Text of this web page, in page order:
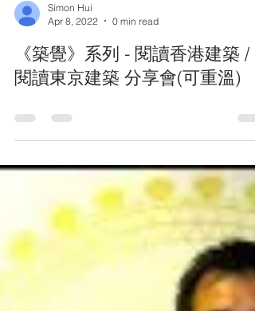
Simon Hui
Apr 8, 2022
0 min read
《築覺》系列 - 閱讀香港建築 /
閱讀東京建築 分享會(可重溫)